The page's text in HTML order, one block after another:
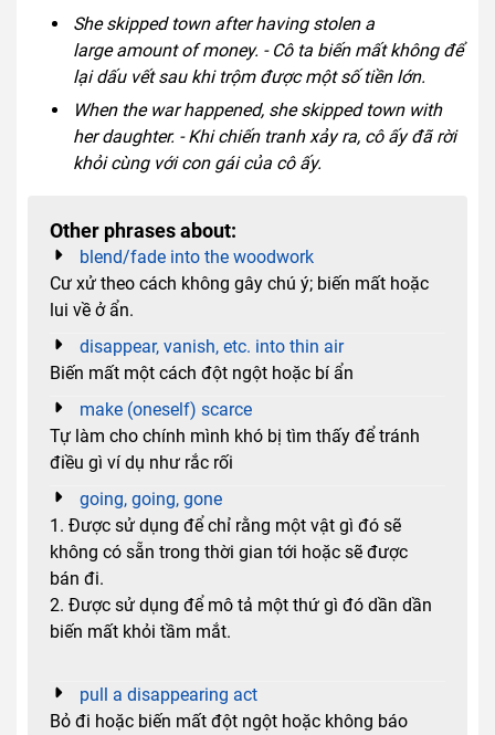
She skipped town after having stolen a
large amount of money. - Cô ta biến mất không để
lại dấu vết sau khi trộm được một số tiền lớn.
When the war happened, she skipped town with
her daughter. - Khi chiến tranh xảy ra, cô ấy đã rời
khỏi cùng với con gái của cô ấy.
Other phrases about:
blend/fade into the woodwork
Cư xử theo cách không gây chú ý; biến mất hoặc
lui về ở ẩn.
disappear, vanish, etc. into thin air
Biến mất một cách đột ngột hoặc bí ẩn
make (oneself) scarce
Tự làm cho chính mình khó bị tìm thấy để tránh
điều gì ví dụ như rắc rối
going, going, gone
1. Được sử dụng để chỉ rằng một vật gì đó sẽ
không có sẵn trong thời gian tới hoặc sẽ được
bán đi.
2. Được sử dụng để mô tả một thứ gì đó dần dần
biến mất khỏi tầm mắt.
pull a disappearing act
Bỏ đi hoặc biến mất đột ngột hoặc không báo